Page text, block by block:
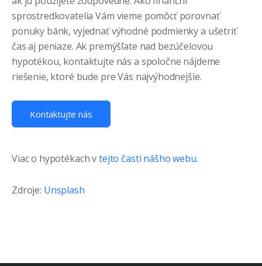
sprostredkovatelia Vám vieme pomôcť porovnať
ponuky bánk, vyjednať výhodné podmienky a ušetriť
čas aj peniaze. Ak premýšľate nad bezúčelovou
hypotékou, kontaktujte nás a spoločne nájdeme
riešenie, ktoré bude pre Vás najvýhodnejšie.
Kontaktujte nás
Viac o hypotékach vtejto časti nášho webu.
Zdroje: Unsplash